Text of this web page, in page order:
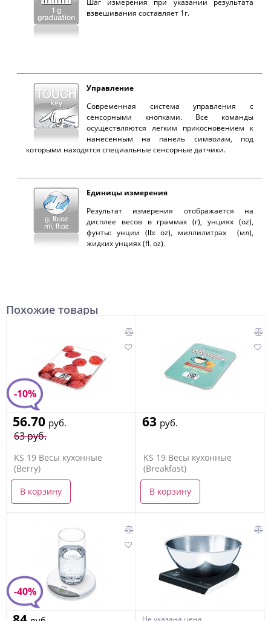
Шаг измерения при указании результата
взвешивания составляет 1г.
Управление
Современная система управления с
сенсорными кнопками. Все команды
осуществляются легким прикосновением к
нанесенным на панель символам, под
которыми находятся специальные сенсорные датчики.
Единицы измерения
Результат измерения отображается на
дисплее весов в граммах (г), унциях (oz),
фунты: унции (lb: oz), миллилитрах (мл),
жидких унциях (fl. oz).
Похожие товары
-10%
63 руб.
56.70 руб.
KS 19 Весы кухонные
(Berry)
В корзину
63 руб.
KS 19 Весы кухонные
(Breakfast)
В корзину
-40%
Не указана цена